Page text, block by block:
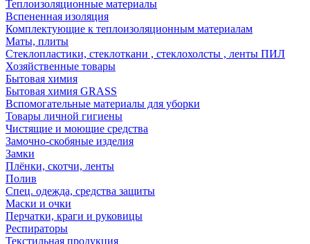
Теплоизоляционные материалы
Вспененная изоляция
Комплектующие к теплоизоляционным материалам
Маты, плиты
Стеклопластики, стеклоткани , стеклохолсты , ленты ПИЛ
Хозяйственные товары
Бытовая химия
Бытовая химия GRASS
Вспомогательные материалы для уборки
Товары личной гигиены
Чистящие и моющие средства
Замочно-скобяные изделия
Замки
Плёнки, скотчи, ленты
Полив
Спец. одежда, средства защиты
Маски и очки
Перчатки, краги и руковицы
Респираторы
Текстильная продукция